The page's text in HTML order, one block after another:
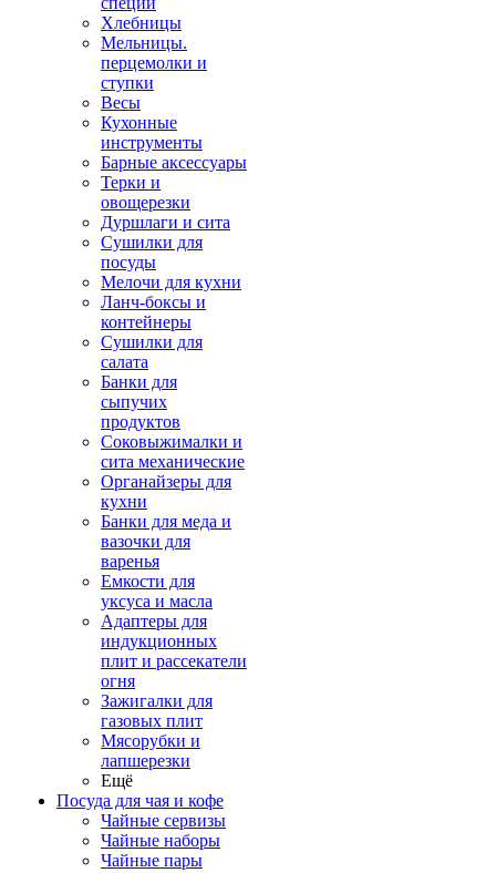
Хлебницы
Мельницы.
перцемолки и
ступки
Весы
Кухонные
инструменты
Барные аксессуары
Терки и
овощерезки
Дуршлаги и сита
Сушилки для
посуды
Мелочи для кухни
Ланч-боксы и
контейнеры
Сушилки для
салата
Банки для
сыпучих
продуктов
Соковыжималки и
сита механические
Органайзеры для
кухни
Банки для меда и
вазочки для
варенья
Емкости для
уксуса и масла
Адаптеры для
индукционных
плит и рассекатели
огня
Зажигалки для
газовых плит
Мясорубки и
лапшерезки
Ещё
Посуда для чая и кофе
Чайные сервизы
Чайные наборы
Чайные пары